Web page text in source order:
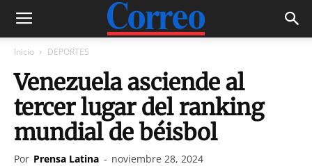
Inicio DEPORTES
Venezuela asciende al
tercer lugar del ranking
mundial de béisbol
Por Prensa Latina - noviembre 28, 2024